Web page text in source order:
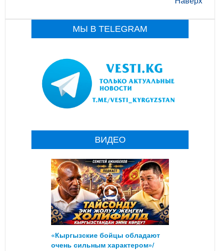
МЫ В TELEGRAM
ВИДЕО
«Кыргызские бойцы обладают
очень сильным характером»/